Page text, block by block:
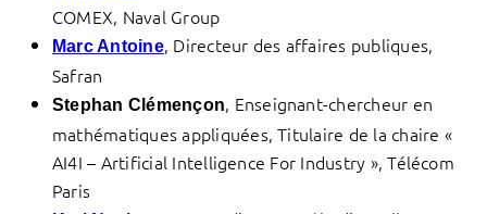
COMEX, Naval Group
Marc Antoine, Directeur des affaires publiques,
Safran
Stephan Clémençon, Enseignant-chercheur en
mathématiques appliquées, Titulaire de la chaire «
AI4I – Artificial Intelligence For Industry », Télécom
Paris